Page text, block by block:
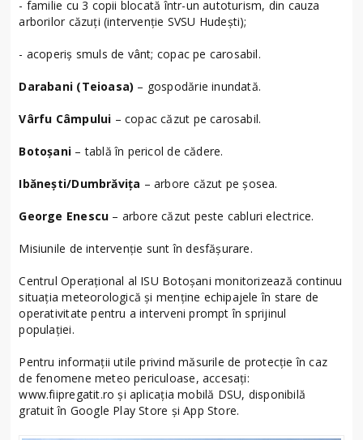
- familie cu 3 copii blocată într-un autoturism, din cauza
arborilor căzuți (intervenție SVSU Hudești);
- acoperiș smuls de vânt; copac pe carosabil.
Darabani (Teioasa) – gospodărie inundată.
Vârfu Câmpului – copac căzut pe carosabil.
Botoșani – tablă în pericol de cădere.
Ibănești/Dumbrăvița – arbore căzut pe șosea.
George Enescu – arbore căzut peste cabluri electrice.
Misiunile de intervenție sunt în desfășurare.
Centrul Operațional al ISU Botoșani monitorizează continuu
situația meteorologică și menține echipajele în stare de
operativitate pentru a interveni prompt în sprijinul
populației.
Pentru informații utile privind măsurile de protecție în caz
de fenomene meteo periculoase, accesați:
www.fiipregatit.ro și aplicația mobilă DSU, disponibilă
gratuit în Google Play Store și App Store.